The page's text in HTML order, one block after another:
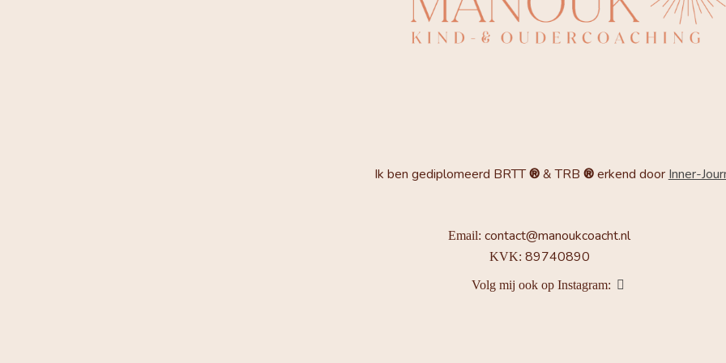
Ik ben gediplomeerd BRTT®& TRB ®erkend door Inner-
Email: contact@manoukcoacht.nl
KVK: 89740890
Volg mij ook op Instagram: